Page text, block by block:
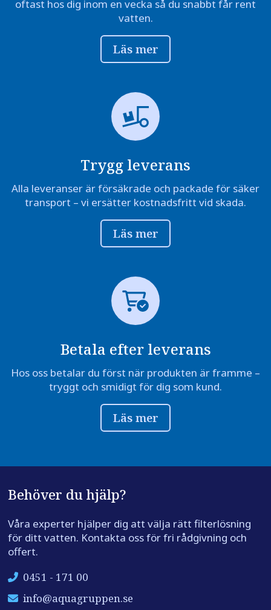
oftast hos dig inom en vecka så du snabbt får rent
vatten.
Läs mer
Trygg leverans
Alla leveranser är försäkrade och packade för säker
transport – vi ersätter kostnadsfritt vid skada.
Läs mer
Betala efter leverans
Hos oss betalar du först när produkten är framme –
tryggt och smidigt för dig som kund.
Läs mer
Behöver du hjälp?
Våra experter hjälper dig att välja rätt filterlösning
för ditt vatten. Kontakta oss för fri rådgivning och
offert.
0451 - 171 00
info@aquagruppen.se